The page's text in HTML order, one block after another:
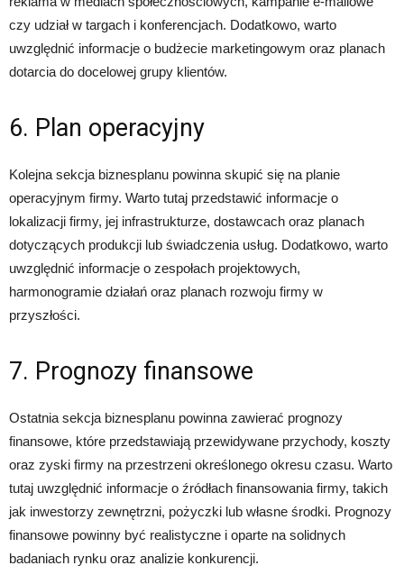
czy udział w targach i konferencjach. Dodatkowo, warto
uwzględnić informacje o budżecie marketingowym oraz planach
dotarcia do docelowej grupy klientów.
6. Plan operacyjny
Kolejna sekcja biznesplanu powinna skupić się na planie
operacyjnym firmy. Warto tutaj przedstawić informacje o
lokalizacji firmy, jej infrastrukturze, dostawcach oraz planach
dotyczących produkcji lub świadczenia usług. Dodatkowo, warto
uwzględnić informacje o zespołach projektowych,
harmonogramie działań oraz planach rozwoju firmy w
przyszłości.
7. Prognozy finansowe
Ostatnia sekcja biznesplanu powinna zawierać prognozy
finansowe, które przedstawiają przewidywane przychody, koszty
oraz zyski firmy na przestrzeni określonego okresu czasu. Warto
tutaj uwzględnić informacje o źródłach finansowania firmy, takich
jak inwestorzy zewnętrzni, pożyczki lub własne środki. Prognozy
finansowe powinny być realistyczne i oparte na solidnych
badaniach rynku oraz analizie konkurencji.